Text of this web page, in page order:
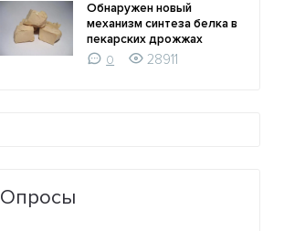
Обнаружен новый
механизм синтеза белка в
пекарских дрожжах
0
28911
Опросы